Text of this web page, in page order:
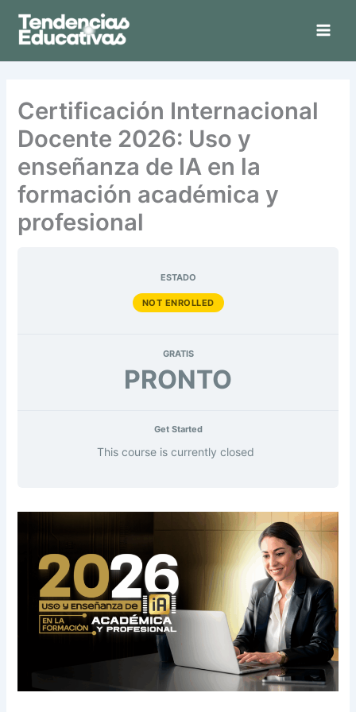
contenido
Certificación Internacional
Docente 2026: Uso y
enseñanza de IA en la
formación académica y
profesional
ESTADO
NOT ENROLLED
GRATIS
PRONTO
Get Started
This course is currently closed